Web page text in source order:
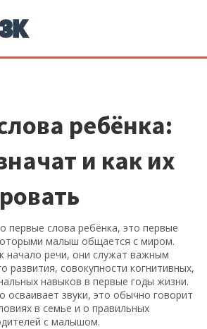
ребёнка:
и как их
первые слова ребёнка, это первые
малыш общается с миром.
начало речи, они служат важным
развития, совокупности когнитивных,
навыков в первые годы жизни.
осваивает звуки, это обычно говорит
в семье и о правильных
с малышом.